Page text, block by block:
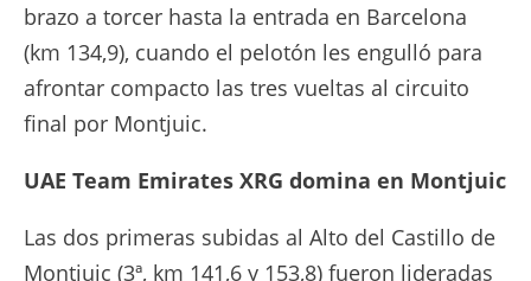
brazo a torcer hasta la entrada en Barcelona
(km 134,9), cuando el pelotón les engulló para
afrontar compacto las tres vueltas al circuito
final por Montjuic.
UAE Team Emirates XRG domina en Montjuic
Las dos primeras subidas al Alto del Castillo de
Montjuic (3ª, km 141,6 y 153,8) fueron lideradas